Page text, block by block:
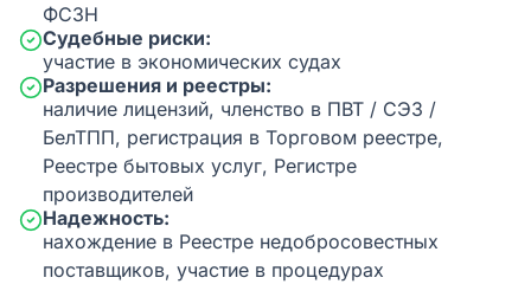
ФСЗН
Судебные риски:
участие в экономических судах
Разрешения и реестры:
наличие лицензий, членство в ПВТ / СЭЗ /
БелТПП, регистрация в Торговом реестре,
Реестре бытовых услуг, Регистре
производителей
Надежность:
нахождение в Реестре недобросовестных
поставщиков, участие в процедурах